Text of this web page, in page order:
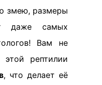
змею, размеры
даже самых
Вам не
этой рептилии
, что делает её